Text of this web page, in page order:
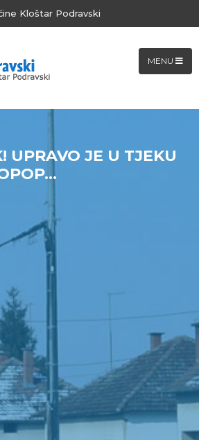
Kloštar Podravski
MENU
UPRAVO JE U TJEKU